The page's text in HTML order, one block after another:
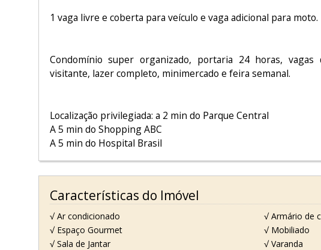
1 vaga livre e coberta para veículo e vaga adicional para moto.
Condomínio super organizado, portaria 24 horas, vagas
visitante, lazer completo, minimercado e feira semanal.
Localização privilegiada: a 2 min do Parque Central
A 5 min do Shopping ABC
A 5 min do Hospital Brasil
Características do Imóvel
√ Ar condicionado √ Armário de
√ Espaço Gourmet
√ Mobiliado
√ Sala de Jantar
√ Varanda